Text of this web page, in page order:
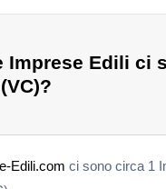
Imprese Edili ci
Edili.com ci sono circa 1